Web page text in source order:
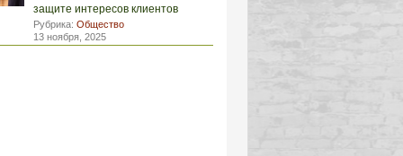
защите интересов клиентов
Рубрика: Общество
13 ноября, 2025